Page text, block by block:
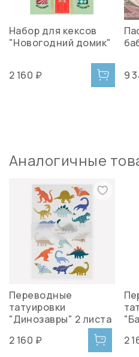
Набор для кексов
"Новогодний домик"
2 160 ₽ 9
Аналогичные
Переводные
татуировки
"Динозавры" 2 листа
2 160 ₽
2